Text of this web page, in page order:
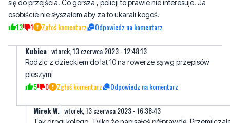
Kubica wtorek, 13 czerwca 2023 - 12:48:13
Rodzic z dzieckiem do lat 10 na rowerze są wg przepisów
5 0 Zgłoś komentarz Odpowiedz na komentarz
Mirek W.
Tak drogi kolego. Tylko że napisałeś półprawdę.
pamiętać, że nie zwalnia to rowerzysty z obowiązku
zachowania ostrożności i upewnienia się czy na pewno